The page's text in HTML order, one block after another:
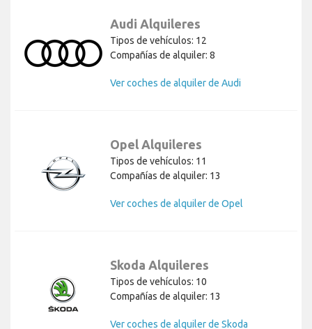
Audi Alquileres
Tipos de vehículos: 12
Compañías de alquiler: 8
Ver coches de alquiler de Audi
Opel Alquileres
Tipos de vehículos: 11
Compañías de alquiler: 13
Ver coches de alquiler de Opel
Skoda Alquileres
Tipos de vehículos: 10
Compañías de alquiler: 13
Ver coches de alquiler de Skoda